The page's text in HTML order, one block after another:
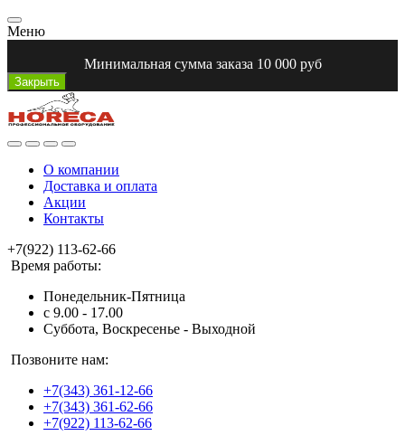
Меню
Минимальная сумма заказа 10 000 руб
Закрыть
О компании
Доставка и оплата
Акции
Контакты
+7(922) 113-62-66
Время работы:
Понедельник-Пятница
с 9.00 - 17.00
Суббота, Воскресенье - Выходной
Позвоните нам:
+7(343) 361-12-66
+7(343) 361-62-66
+7(922) 113-62-66